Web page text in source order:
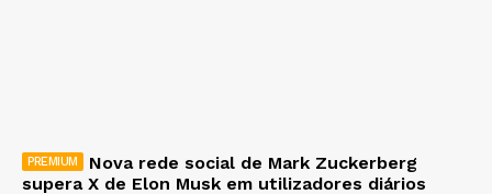
Nova rede social de Mark Zuckerberg
supera X de Elon Musk em utilizadores diários